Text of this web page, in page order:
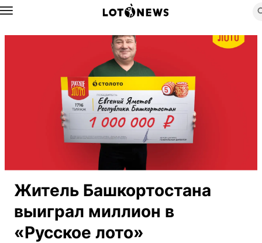
Назад
Житель Башкортостана
выиграл миллион в
«Русское лото»